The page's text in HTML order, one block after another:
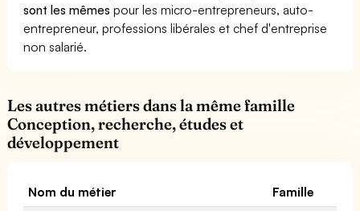
sont les mêmes pour les micro-entrepreneurs, auto-
entrepreneur, professions libérales et chef d'entreprise
non salarié.
Les autres métiers dans la même famille
Conception, recherche, études et
développement
Nom du métier
Famille